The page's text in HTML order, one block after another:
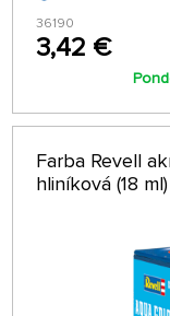
36190
3,42 €
Farba Revell
hliníková (18 ml)